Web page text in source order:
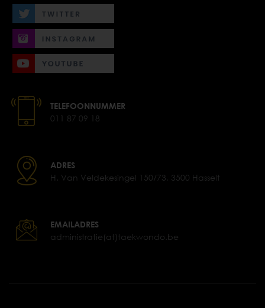
TELEFOONNUMMER
011 87 09 18
ADRES
H. Van Veldekesingel 150/73, 3500 Hasselt
EMAILADRES
administratie(at)taekwondo.be